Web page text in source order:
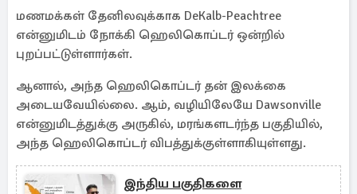
மணமக்கள் தேனிலவுக்காக DeKalb-Peachtree
என்னுமிடம் நோக்கி ஹெலிகொப்டர் ஒன்றில்
புறப்பட்டுள்ளார்கள்.
ஆனால், அந்த ஹெலிகொப்டர் தன் இலக்கை
அடையவேயில்லை. ஆம், வழியிலேயே Dawsonville
என்னுமிடத்துக்கு அருகில், மரங்களடர்ந்த பகுதியில்,
அந்த ஹெலிகொப்டர் விபத்துக்குள்ளாகியுள்ளது.
இந்திய பகுதிகளை